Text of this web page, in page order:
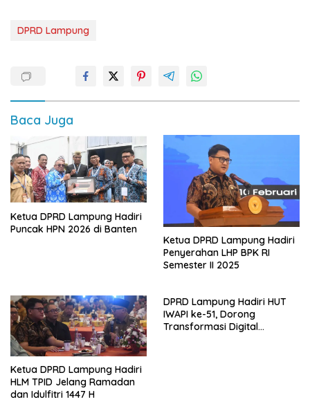
DPRD Lampung
Baca Juga
Ketua DPRD Lampung Hadiri
Puncak HPN 2026 di Banten
Ketua DPRD Lampung Hadiri
Penyerahan LHP BPK RI
Semester II 2025
Ketua DPRD Lampung Hadiri
HLM TPID Jelang Ramadan
dan Idulfitri 1447 H
DPRD Lampung Hadiri HUT
IWAPI ke-51, Dorong
Transformasi Digital